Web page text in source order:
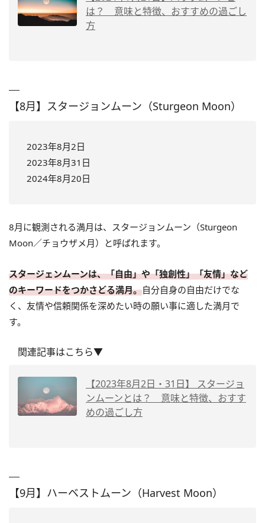
は？ 意味と特徴、おすすめの過ごし
方
【8月】スタージョンムーン（Sturgeon Moon）
2023年8月2日
2023年8月31日
2024年8月20日
8月に観測される満月は、スタージョンムーン（Sturgeon
Moon／チョウザメ月）と呼ばれます。
スタージェンムーンは、「自由」や「独創性」「友情」など
のキーワードをつかさどる満月。自分自身の自由だけでな
く、友情や信頼関係を深めたい時の願い事に適した満月で
す。
関連記事はこちら▼
【2023年8月2日・31日】 スタージョ
ンムーンとは？ 意味と特徴、おすす
めの過ごし方
【9月】ハーベストムーン（Harvest Moon）